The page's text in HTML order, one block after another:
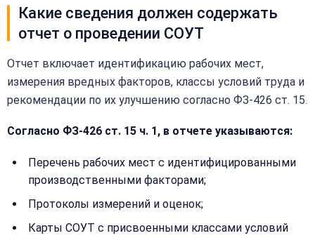
Какие сведения должен содержать
отчет о проведении СОУТ
Отчет включает идентификацию рабочих мест,
измерения вредных факторов, классы условий труда и
рекомендации по их улучшению согласно ФЗ-426 ст. 15.
Согласно ФЗ-426 ст. 15 ч. 1, в отчете указываются:
Перечень рабочих мест с идентифицированными
производственными факторами;
Протоколы измерений и оценок;
Карты СОУТ с присвоенными классами условий
Согласен на
обработку
данных
Получить расчёт
+
Добавить
комментарий
обработку
данных
отвечаем
в течение
позвоните